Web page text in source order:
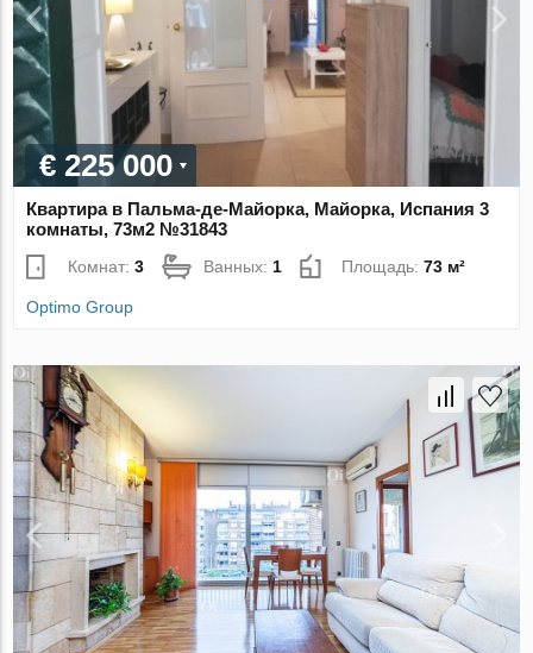
€ 225 000
Квартира в Пальма-де-Майорка, Майорка, Испания 3
комнаты, 73м2 №31843
Комнат:3 Ванных: 1 Площадь:73 м²
Optimo Group